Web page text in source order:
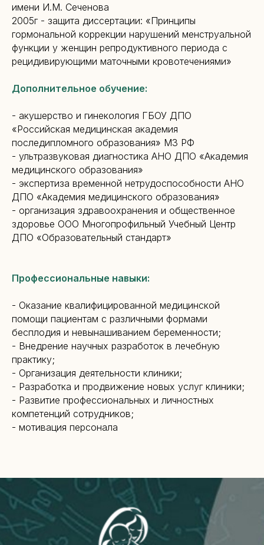
имени И.М. Сеченова
2005г - защита диссертации: «Принципы
гормональной коррекции нарушений менструальной
функции у женщин репродуктивного периода с
рецидивирующими маточными кровотечениями»
Дополнительное обучение:
- акушерство и гинекология ГБОУ ДПО
«Российская медицинская академия
последипломного образования» МЗ РФ
- ультразвуковая диагностика АНО ДПО «Академия
медицинского образования»
- экспертиза временной нетрудоспособности АНО
ДПО «Академия медицинского образования»
- организация здравоохранения и общественное
здоровье ООО Многопрофильный Учебный Центр
ДПО «Образовательный стандарт»
Профессиональные навыки:
- Оказание квалифицированной медицинской
помощи пациентам с различными формами
бесплодия и невынашиванием беременности;
- Внедрение научных разработок в лечебную
практику;
- Организация деятельности клиники;
- Разработка и продвижение новых услуг клиники;
- Развитие профессиональных и личностных
компетенций сотрудников;
- мотивация персонала